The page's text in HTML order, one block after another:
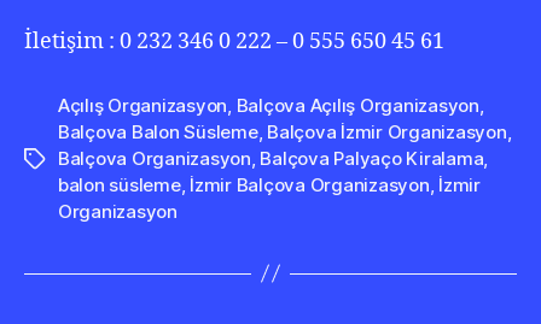
İletişim : 0 232 346 0 222 – 0 555 650 45 61
Etiketler
Açılış Organizasyon, Balçova Açılış Organizasyon,
Balçova Balon Süsleme, Balçova İzmir Organizasyon,
Balçova Organizasyon, Balçova Palyaço Kiralama,
balon süsleme, İzmir Balçova Organizasyon, İzmir
Organizasyon